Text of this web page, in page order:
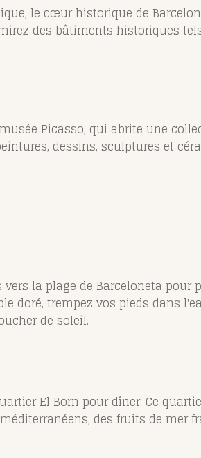
le cœur historique de
des bâtiments historiques
Picasso, qui abrite une
dessins, sculptures et
la plage de Barceloneta pour
doré, trempez vos pieds dans
de soleil.
El Born pour dîner. Ce
des fruits de mer